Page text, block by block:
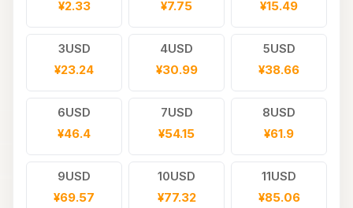
¥2.33
¥7.75
¥15.49
3USD
¥23.24
4USD
¥30.99
5USD
¥38.66
6USD
¥46.4
7USD
¥54.15
8USD
¥61.9
9USD
¥69.57
10USD
¥77.32
11USD
¥85.06